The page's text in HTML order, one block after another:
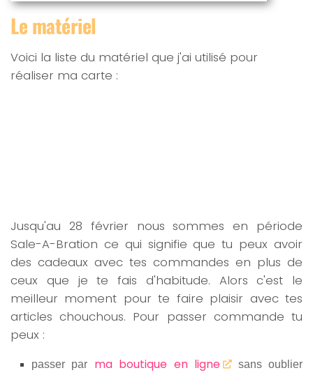
Le matériel
Voici la liste du matériel que j'ai utilisé pour
réaliser ma carte :
Jusqu'au 28 février nous sommes en période
Sale-A-Bration ce qui signifie que tu peux avoir
des cadeaux avec tes commandes en plus de
ceux que je te fais d'habitude. Alors c'est le
meilleur moment pour te faire plaisir avec tes
articles chouchous. Pour passer commande tu
peux :
passer par ma boutique en ligne sans oublier